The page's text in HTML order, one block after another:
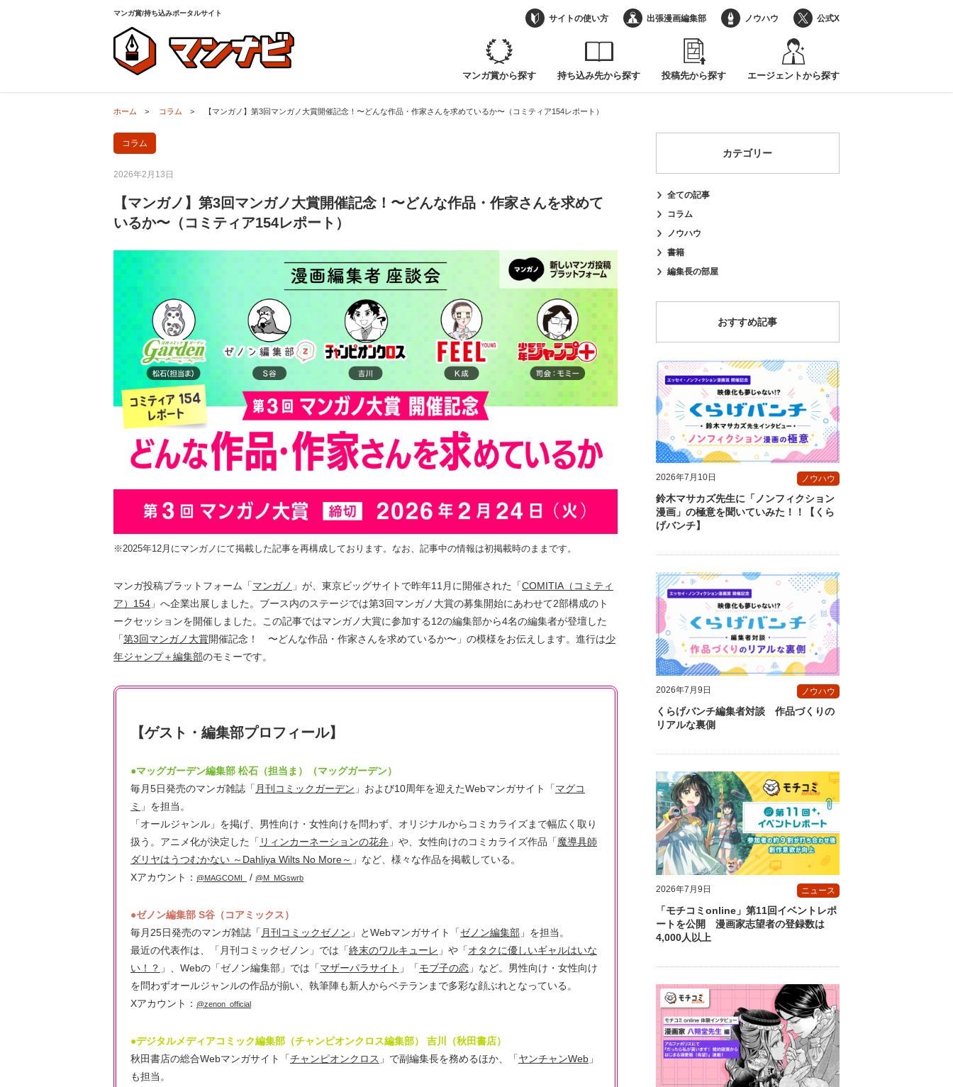
マンガ賞/持ち込みポータルサイト
マンガ賞から探す 持ち込み先から探す 投稿先から探す エージェントから探す
サイトの使い方 出張漫画編集部 ノウハウ 公式X
ホーム > コラム > 【マンガノ】第3回マンガノ大賞開催記念！〜どんな作品・作家さんを求めているか〜（コミティア154レポート）
コラム
2026年2月13日
【マンガノ】第3回マンガノ大賞開催記念！〜どんな作品・作家さんを求めて
いるか〜（コミティア154レポート）
※2025年12月にマンガノにて掲載した記事を再構成しております。なお、記事中の情報は初掲載時のままです。
マンガ投稿プラットフォーム「マンガノ 」が、東京ビッグサイトで昨年11月に開催された「COMITIA（コミティ
ア）154 」へ企業出展しました。ブース内のステージでは第3回マンガノ大賞の募集開始にあわせて2部構成のト
ークセッションを開催しました。この記事ではマンガノ大賞に参加する12の編集部から4名の編集者が登壇した
「第3回マンガノ大賞開催記念！ 〜どんな作品・作家さんを求めているか〜」の模様をお伝えします。進行は少
年ジャンプ＋編集部のモミーです。
【ゲスト・編集部プロフィール】
●マッグガーデン編集部 松石（担当ま）（マッグガーデン）
毎月5日発売のマンガ雑誌「 月刊コミックガーデン 」および10周年を迎えたWebマンガサイト「マグコ
ミ 」を担当。
「オールジャンル」を掲げ、男性向け・女性向けを問わず、オリジナルからコミカライズまで幅広く取り
扱う。アニメ化が決定した「 リィンカーネーションの花弁 」や、女性向けのコミカライズ作品「魔導具師
ダリヤはうつむかない ～Dahliya Wilts No More～ 」など、様々な作品を掲載している。
Xアカウント： @MAGCOMI_ / @M_MGswrb
●ゼノン編集部 S谷（コアミックス）
毎月25日発売のマンガ雑誌「 月刊コミックゼノン 」とWebマンガサイト「ゼノン編集部 」を担当。
最近の代表作は、「月刊コミックゼノン」では「終末のワルキューレ 」や「オタクに優しいギャルはいな
い！？ 」、Webの「ゼノン編集部」では「マザーパラサイト 」「モブ子の恋 」など。男性向け・女性向け
を問わずオールジャンルの作品が揃い、執筆陣も新人からベテランまで多彩な顔ぶれとなっている。
Xアカウント： @zenon_official
●デジタルメディアコミック編集部（チャンピオンクロス編集部） 吉川（秋田書店）
秋田書店の総合Webマンガサイト「チャンピオンクロス 」で副編集長を務めるほか、「ヤンチャンWeb 」
も担当。
カテゴリー
全ての記事
コラム
ノウハウ
書籍
編集長の部屋
おすすめ記事
2026年7月10日 ノウハウ
鈴木マサカズ先生に「ノンフィクション
漫画」の極意を聞いていみた！！【くら
げバンチ】
2026年7月9日 ノウハウ
くらげバンチ編集者対談 作品づくりの
リアルな裏側
2026年7月9日 ニュース
「モチコミonline」第11回イベントレポ
ートを公開 漫画家志望者の登録数は
4,000人以上